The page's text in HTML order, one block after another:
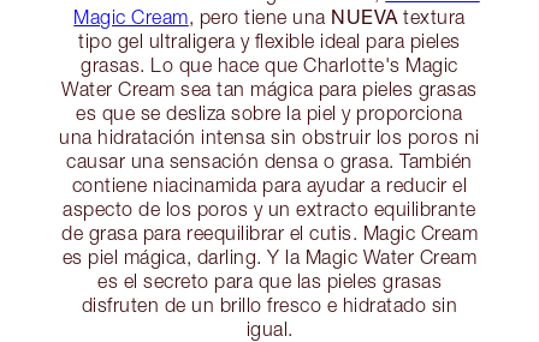
Magic Cream, pero tiene una NUEVA textura
tipo gel ultraligera y flexible ideal para pieles
grasas. Lo que hace que Charlotte's Magic
Water Cream sea tan mágica para pieles grasas
es que se desliza sobre la piel y proporciona
una hidratación intensa sin obstruir los poros ni
causar una sensación densa o grasa. También
contiene niacinamida para ayudar a reducir el
aspecto de los poros y un extracto equilibrante
de grasa para reequilibrar el cutis. Magic Cream
es piel mágica, darling. Y la Magic Water Cream
es el secreto para que las pieles grasas
disfruten de un brillo fresco e hidratado sin
igual.